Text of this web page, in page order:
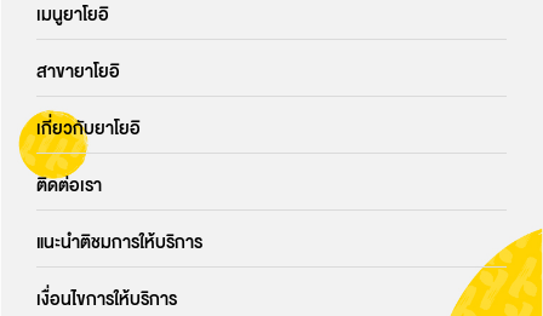
เมนูยาโยอิ
สาขายาโยอิ
เกี่ยวกับยาโยอิ
ติดต่อเรา
แนะนำติชมการให้บริการ
เงื่อนไขการให้บริการ